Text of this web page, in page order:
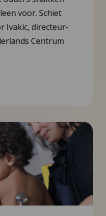
voor. Schiet
Ivakic, directeur-
Centrum